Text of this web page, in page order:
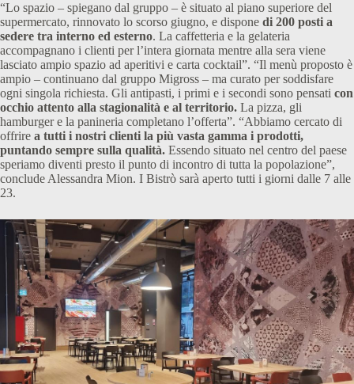
“Lo spazio – spiegano dal gruppo – è situato al piano superiore del
supermercato, rinnovato lo scorso giugno, e dispone di 200 posti a
sedere tra interno ed esterno. La caffetteria e la gelateria
accompagnano i clienti per l’intera giornata mentre alla sera viene
lasciato ampio spazio ad aperitivi e carta cocktail”. “Il menù proposto è
ampio – continuano dal gruppo Migross – ma curato per soddisfare
ogni singola richiesta. Gli antipasti, i primi e i secondi sono pensati con
occhio attento alla stagionalità e al territorio. La pizza, gli
hamburger e la panineria completano l’offerta”. “Abbiamo cercato di
offrire a tutti i nostri clienti la più vasta gamma i prodotti,
puntando sempre sulla qualità. Essendo situato nel centro del paese
speriamo diventi presto il punto di incontro di tutta la popolazione”,
conclude Alessandra Mion. I Bistrò sarà aperto tutti i giorni dalle 7 alle
23.